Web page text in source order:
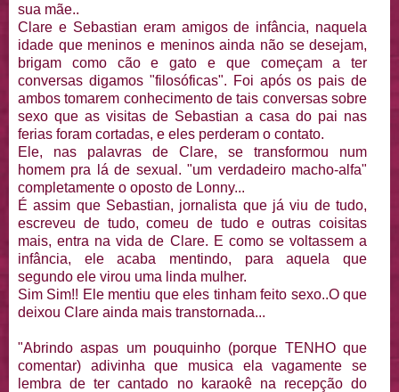
sua mãe..
Clare e Sebastian eram amigos de infância, naquela
idade que meninos e meninos ainda não se desejam,
brigam como cão e gato e que começam a ter
conversas digamos "filosóficas". Foi após os pais de
ambos tomarem conhecimento de tais conversas sobre
sexo que as visitas de Sebastian a casa do pai nas
ferias foram cortadas, e eles perderam o contato.
Ele, nas palavras de Clare, se transformou num
homem pra lá de sexual. "um verdadeiro macho-alfa"
completamente o oposto de Lonny...
É assim que Sebastian, jornalista que já viu de tudo,
escreveu de tudo, comeu de tudo e outras coisitas
mais, entra na vida de Clare. E como se voltassem a
infância, ele acaba mentindo, para aquela que
segundo ele virou uma linda mulher.
Sim Sim!! Ele mentiu que eles tinham feito sexo..O que
deixou Clare ainda mais transtornada...
"Abrindo aspas um pouquinho (porque TENHO que
comentar) adivinha que musica ela vagamente se
lembra de ter cantado no karaokê na recepção do